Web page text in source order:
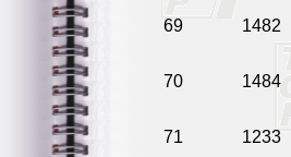
69 1482
70 1484
71 1233